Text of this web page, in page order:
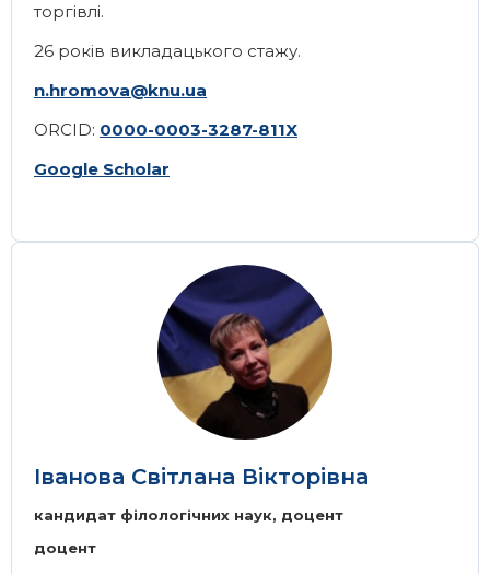
торгівлі.
26 років викладацького стажу.
n.hromova@knu.ua
ORCID: 0000-0003-3287-811X
Google Scholar
Image
Іванова Світлана Вікторівна
кандидат філологічних наук, доцент
доцент